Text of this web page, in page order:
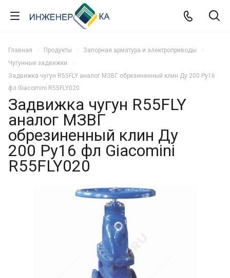
Главная Продукты
Запорная арматура и электроприводы
Чугунные задвижки
Задвижка чугун R55FLY аналог МЗВГ обрезиненный клин Ду 200 Ру16
фл Giacomini R55FLY020
Задвижка чугун R55FLY
аналог МЗВГ
обрезиненный клин Ду
200 Ру16 фл Giacomini
R55FLY020